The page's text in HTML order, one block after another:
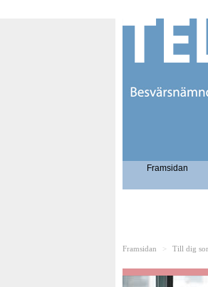
Framsidan
Framsidan > Till dig